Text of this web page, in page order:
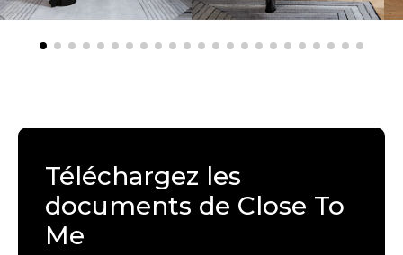
Téléchargez les
documents de Close To
Me